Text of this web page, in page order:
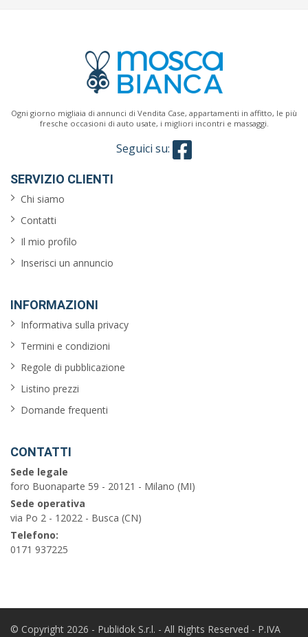
Ogni giorno migliaia di annunci di Vendita Case, appartamenti in affitto, le più
fresche occasioni di auto usate, i migliori incontri e massaggi.
Seguici su:
SERVIZIO CLIENTI
Chi siamo
Contatti
Il mio profilo
Inserisci un annuncio
INFORMAZIONI
Informativa sulla privacy
Termini e condizioni
Regole di pubblicazione
Listino prezzi
Domande frequenti
CONTATTI
Sede legale
foro Buonaparte 59 - 20121 - Milano (MI)
Sede operativa
via Po 2 - 12022 - Busca (CN)
Telefono:
0171 937225
© Copyright 2026 - Publidok S.r.l. - All Rights Reserved - P.IVA